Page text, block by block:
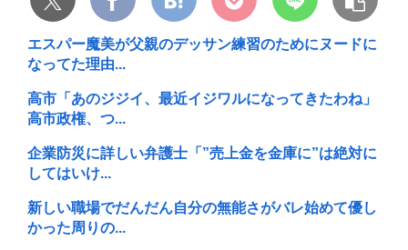
エスパー魔美が父親のデッサン練習のためにヌードに
なってた理由...
高市「あのジジイ、最近イジワルになってきたわね」
高市政権、つ...
企業防災に詳しい弁護士「”売上金を金庫に”は絶対に
してはいけ...
新しい職場でだんだん自分の無能さがバレ始めて優し
かった周りの...